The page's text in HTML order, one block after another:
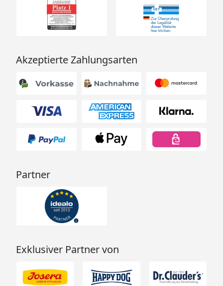
Akzeptierte Zahlungsarten
Partner
Exklusiver Partner von